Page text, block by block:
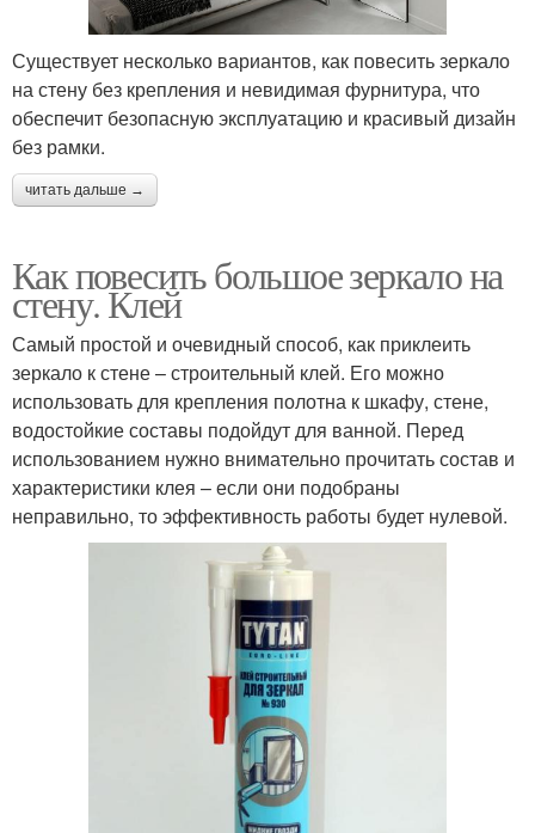
Существует несколько вариантов, как повесить зеркало
на стену без крепления и невидимая фурнитура, что
обеспечит безопасную эксплуатацию и красивый дизайн
без рамки.
читать дальше →
Как повесить большое зеркало на
стену. Клей
Самый простой и очевидный способ, как приклеить
зеркало к стене – строительный клей. Его можно
использовать для крепления полотна к шкафу, стене,
водостойкие составы подойдут для ванной. Перед
использованием нужно внимательно прочитать состав и
характеристики клея – если они подобраны
неправильно, то эффективность работы будет нулевой.